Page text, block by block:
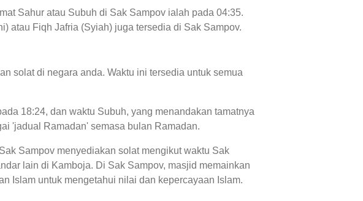
Sahur atau Subuh di Sak Sampov ialah pada 04:35.
atau Fiqh Jafria (Syiah) juga tersedia di Sak Sampov.
solat di negara anda. Waktu ini tersedia untuk semua
18:24, dan waktu Subuh, yang menandakan tamatnya
'jadual Ramadan' semasa bulan Ramadan.
Sampov menyediakan solat mengikut waktu Sak
lain di Kamboja. Di Sak Sampov, masjid memainkan
Islam untuk mengetahui nilai dan kepercayaan Islam.